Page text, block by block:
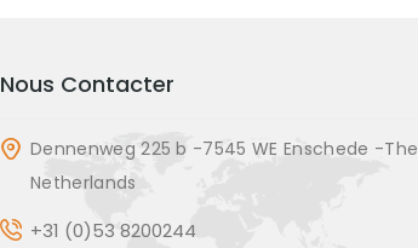
Nous Contacter
Dennenweg 225 b -7545 WE Enschede -The
Netherlands
+31 (0)53 8200244